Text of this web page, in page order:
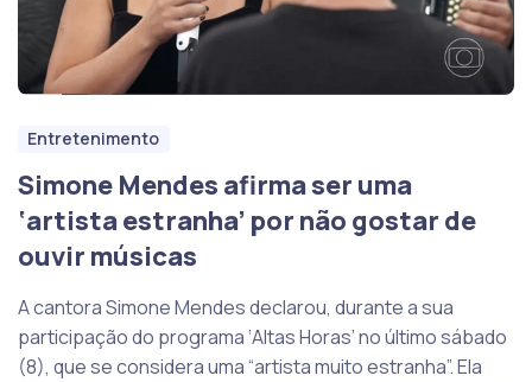
Entretenimento
Simone Mendes afirma ser uma
‘artista estranha’ por não gostar de
ouvir músicas
A cantora Simone Mendes declarou, durante a sua
participação do programa ‘Altas Horas’ no último sábado
(8), que se considera uma “artista muito estranha”. Ela